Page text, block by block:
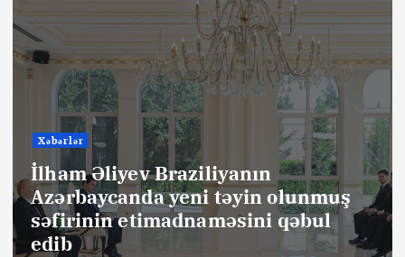
Xəbərlər
İlham Əliyev Braziliyanın
Azərbaycanda yeni təyin olunmuş
səfirinin etimadnaməsini qəbul
edib